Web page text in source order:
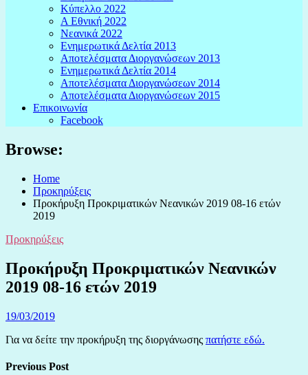
Κύπελλο 2022
Α Εθνική 2022
Νεανικά 2022
Ενημερωτικά Δελτία 2013
Αποτελέσματα Διοργανώσεων 2013
Ενημερωτικά Δελτία 2014
Αποτελέσματα Διοργανώσεων 2014
Αποτελέσματα Διοργανώσεων 2015
Επικοινωνία
Facebook
Browse:
Home
Προκηρύξεις
Προκήρυξη Προκριματικών Νεανικών 2019 08-16 ετών
2019
Προκηρύξεις
Προκήρυξη Προκριματικών Νεανικών
2019 08-16 ετών 2019
19/03/2019
Για να δείτε την προκήρυξη της διοργάνωσης πατήστε εδώ.
Previous Post